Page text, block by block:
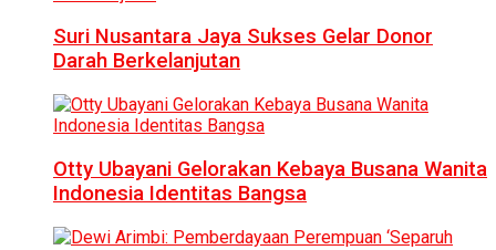
Suri Nusantara Jaya Sukses Gelar Donor
Darah Berkelanjutan
Otty Ubayani Gelorakan Kebaya Busana Wanita
Indonesia Identitas Bangsa